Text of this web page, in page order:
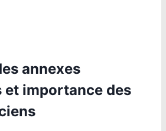
annexes
et importance des